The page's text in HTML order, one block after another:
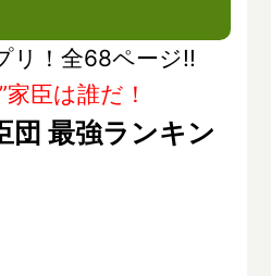
リ！全68ページ!!
臣は誰だ！
団 最強ランキン